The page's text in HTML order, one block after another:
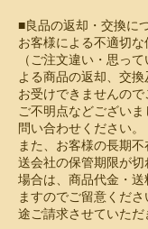
■良品の返却・交換に
お客様による不適切
（ご注文違い・思っ
よる商品の返却、交
お受けできませんので
ご不明点などござい
問い合わせください。
また、お客様の長期
送会社の保管期限が
場合は、商品代金・
ますのでご留意くだ
途ご請求させていただ